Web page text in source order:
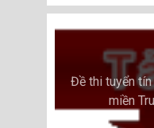
Đề thi tuyển
miền